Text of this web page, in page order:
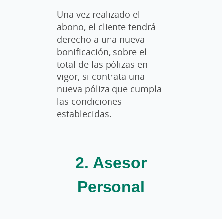
Una vez realizado el
abono, el cliente tendrá
derecho a una nueva
bonificación, sobre el
total de las pólizas en
vigor, si contrata una
nueva póliza que cumpla
las condiciones
establecidas.
2. Asesor
Personal